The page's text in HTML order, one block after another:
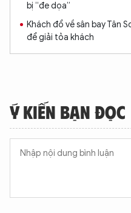
bị “đe dọa”
Khách đổ về sân bay Tân
để giải tỏa khách
Ý KIẾN BẠN ĐỌC
XIN CHÀO,
TÔI LÀ